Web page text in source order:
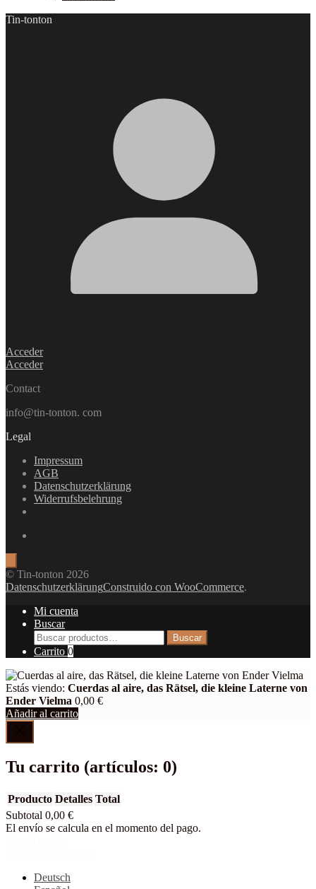
Tin-tonton
Acceder
Acceder
Contact
info@tin-tonton. com
Legal
Impressum
AGB
Datenschutzerklärung
Widerrufsbelehrung
© Tin-tonton 2026
DatenschutzerklärungConstruido con WooCommerce.
Mi cuenta
Buscar
Buscar
por:
Buscar
Carrito 0
Estás viendo: Cuerdas al aire, das Rätsel, die kleine Laterne von
Ender Vielma 0,00 €
Añadir al carrito
Tu carrito (artículos: 0)
Productos
Producto Detalles Total
Subtotal 0,00 €
El envío se calcula en el momento del pago.
Deutsch